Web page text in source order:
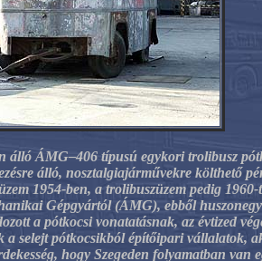
ÁMG–406 típusú egykori trolibusz
álló, nosztalgiajárművekre költhető
1954-ben, a trolibuszüzem pedig
Gépgyártól (ÁMG), ebből
a pótkocsi vonatatásnak, az évtized
selejt pótkocsikból építőipari vállalatok,
hogy Szegeden folyamatban